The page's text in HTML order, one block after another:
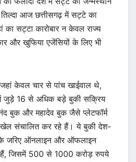
तिल्दा आज छत्तीसगढ़ में सट्टे का
सट्टा कारोबार न केवल राज्य
और खुफिया एजेंसियों के लिए भी
केवल चार से पांच खाईवाल थे,
जुड़े 16 से अधिक बड़े बुकी सक्रिय
बुक और महादेव बुक जैसे प्लेटफॉर्म
खेल संचालित कर रहे हैं। ये बुकी देश-
जरिए ऑनलाइन और ऑफलाइन
जिसमें 500 से 1000 करोड़ रुपये